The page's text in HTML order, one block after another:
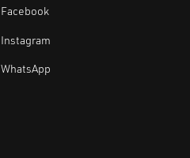
Facebook
Instagram
WhatsApp